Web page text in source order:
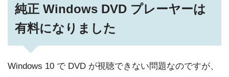
純正 Windows DVD プレーヤーは
有料になりました
Windows 10 で DVD が視聴できない問題なのですが、